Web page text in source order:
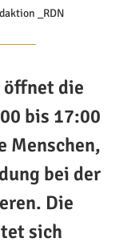
_RDN
öffnet die
bis 17:00
Menschen,
bei der
Die
sich